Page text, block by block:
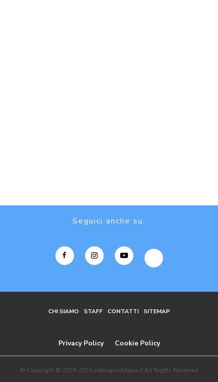
Seguici anche su:
CHI SIAMO STAFF CONTATTI SITEMAP
Privacy Policy Cookie Policy
© Copyright © 2019-2024 videogiochitalia.it All Rights Reserved